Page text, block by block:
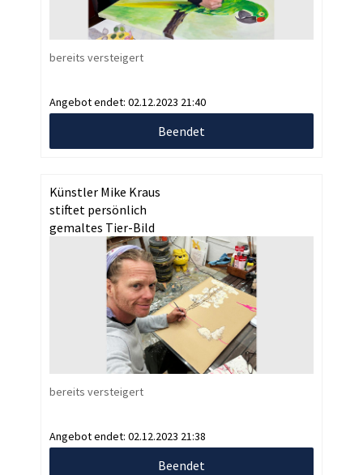
bereits versteigert
Angebot endet: 02.12.2023 21:40
Beendet
Künstler Mike Kraus
stiftet persönlich
gemaltes Tier-Bild
bereits versteigert
Angebot endet: 02.12.2023 21:38
Beendet